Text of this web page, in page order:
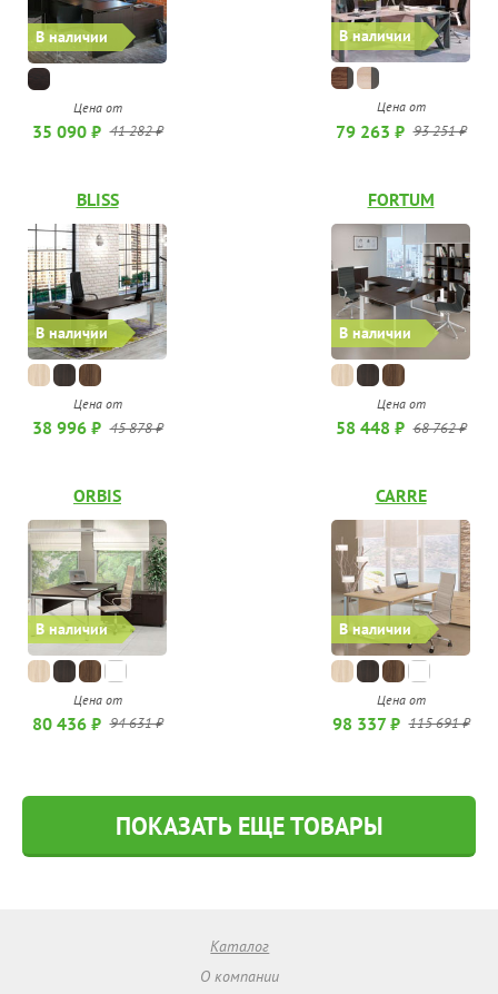
В наличии
Цена от
35 090 ₽ 41 282 ₽
В наличии
Цена от
79 263 ₽ 93 251 ₽
В наличии
BLISS
Цена от
38 996 ₽ 45 878 ₽
В наличии
FORTUM
Цена от
58 448 ₽ 68 762 ₽
В наличии
ORBIS
Цена от
80 436 ₽ 94 631 ₽
В наличии
CARRE
Цена от
98 337 ₽ 115 691 ₽
ПОКАЗАТЬ ЕЩЕ ТОВАРЫ
Каталог
О компании